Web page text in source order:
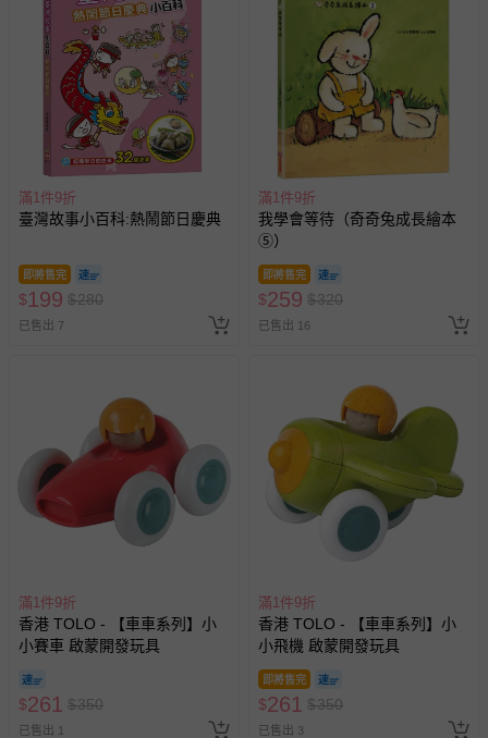
滿1件9折
臺灣故事小百科:熱鬧節日慶典
即將售完
$199 $280
已售出 7
滿1件9折
我學會等待（奇奇兔成長繪本
⑤）
即將售完
$259 $320
已售出 16
滿1件9折
香港 TOLO - 【車車系列】小
小賽車 啟蒙開發玩具
$261 $350
已售出 1
滿1件9折
香港 TOLO - 【車車系列】小
小飛機 啟蒙開發玩具
即將售完
$261 $350
已售出 3